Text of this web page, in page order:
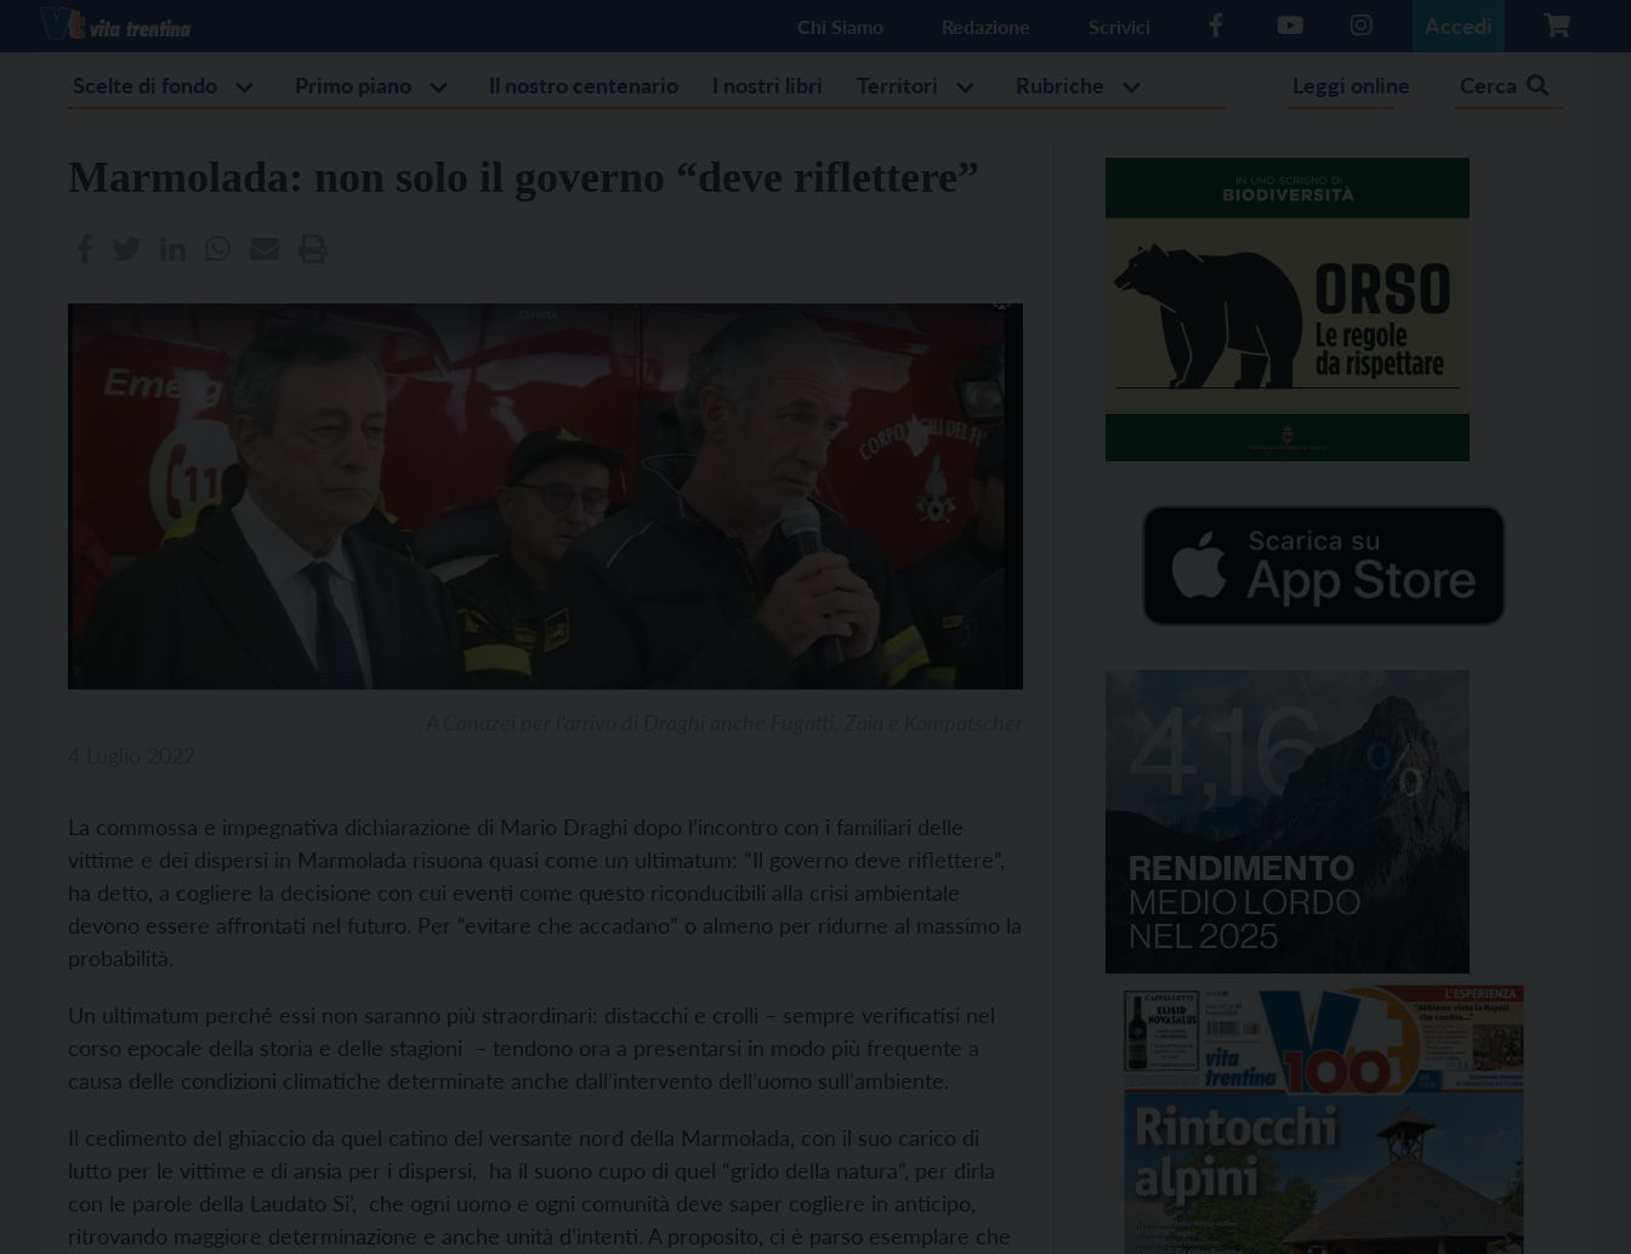
Chi Siamo Redazione Scrivici Accedi
Scelte di fondo Primo piano Il nostro centenario I nostri libri Territori Rubriche Leggi online Cerca
Marmolada: non solo il governo “deve riflettere”
La commossa e impegnativa dichiarazione di Mario Draghi dopo l’incontro con i familiari delle
vittime e dei dispersi in Marmolada risuona quasi come un ultimatum: “Il governo deve riflettere”,
ha detto, a cogliere la decisione con cui eventi come questo riconducibili alla crisi ambientale
devono essere affrontati nel futuro. Per “evitare che accadano” o almeno per ridurne al massimo la
probabilità.
Un ultimatum perché essi non saranno più straordinari: distacchi e crolli – sempre verificatisi nel
corso epocale della storia e delle stagioni – tendono ora a presentarsi in modo più frequente a
causa delle condizioni climatiche determinate anche dall’intervento dell’uomo sull’ambiente.
Il cedimento del ghiaccio da quel catino del versante nord della Marmolada, con il suo carico di
lutto per le vittime e di ansia per i dispersi, ha il suono cupo di quel “grido della natura”, per dirla
con le parole della Laudato Si’, che ogni uomo e ogni comunità deve saper cogliere in anticipo,
ritrovando maggiore determinazione e anche unità d’intenti. A proposito, ci è parso esemplare che